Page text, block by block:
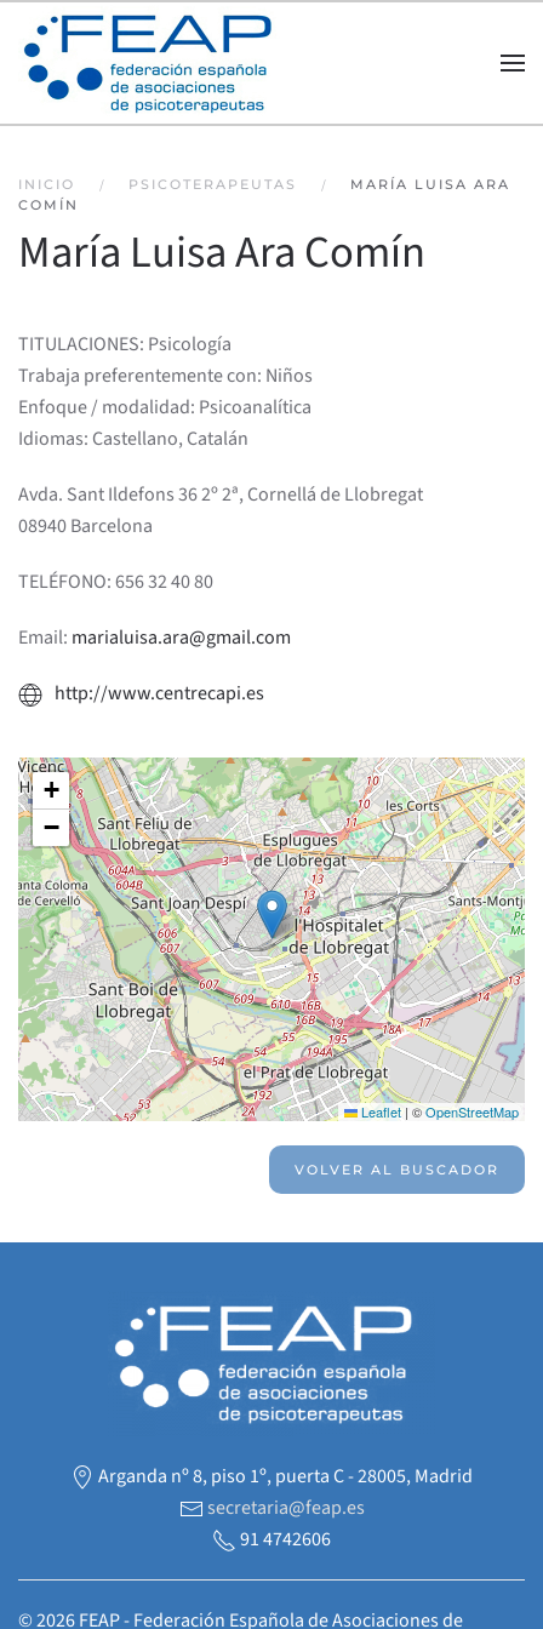
Skip to main content
INICIO PSICOTERAPEUTAS
MARÍA LUISA ARA
COMÍN
María Luisa Ara Comín
TITULACIONES: Psicología
Trabaja preferentemente con: Niños
Enfoque / modalidad: Psicoanalítica
Idiomas: Castellano, Catalán
Avda. Sant Ildefons 36 2º 2ª, Cornellá de Llobregat
08940 Barcelona
TELÉFONO: 656 32 40 80
Email: marialuisa.ara@gmail.com
http://www.centrecapi.es
+
−
Leaflet | ©OpenStreetMap
VOLVER AL BUSCADOR
Arganda nº 8, piso 1º, puerta C - 28005, Madrid
secretaria@feap.es
91 4742606
©2026FEAP - Federación Española de Asociaciones de